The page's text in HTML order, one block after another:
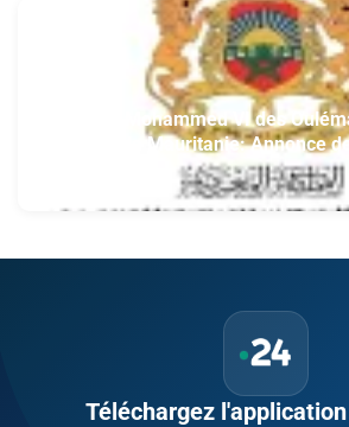
Fondation Mohammed VI des
section de la Mauritanie: Annonce
concours des manuscrits et des
islamiques africains
Téléchargez